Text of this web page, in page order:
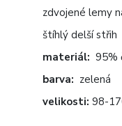
zdvojené lemy
štíhlý delší střih
materiál: 95%
barva: zelená
velikosti: 98-